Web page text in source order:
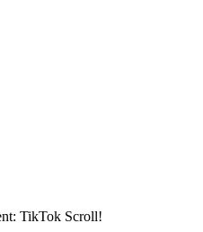
TikTok Scroll!